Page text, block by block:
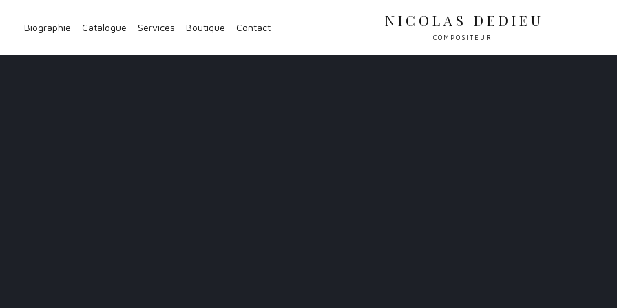
Biographie Catalogue Services Boutique Contact NICOLAS DEDIEU
COMPOSITEUR